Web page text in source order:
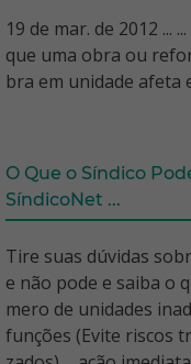
19 de mar. de 2012 ...
que uma obra ou
bra em unidade
O Que o Síndico
SíndicoNet ...
Tire suas dúvidas
e não pode e saiba o
mero de unidades
funções (Evite riscos